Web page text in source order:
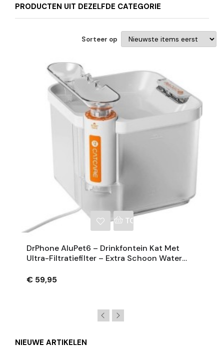
PRODUCTEN UIT DEZELFDE CATEGORIE
Sorteer op
TOEVOEGEN AAN
DrPhone AluPet6 – Drinkfontein Kat Met
Ultra-Filtratiefilter – Extra Schoon Water
€ 59,95
NIEUWE ARTIKELEN